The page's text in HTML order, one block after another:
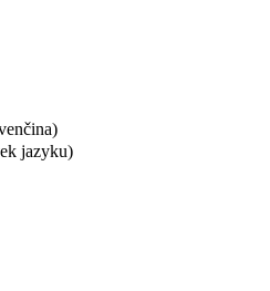
jazyku)